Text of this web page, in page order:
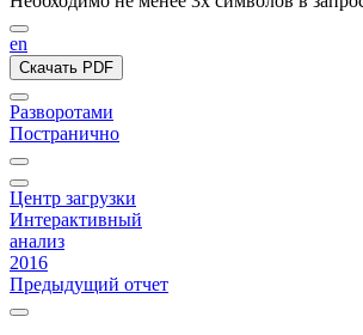
en
Скачать PDF
Разворотами
Постранично
Центр загрузки
Интерактивный
анализ
2016
Предыдущий отчет